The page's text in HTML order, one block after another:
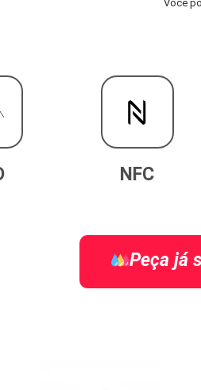
Você
NFC
Peça já